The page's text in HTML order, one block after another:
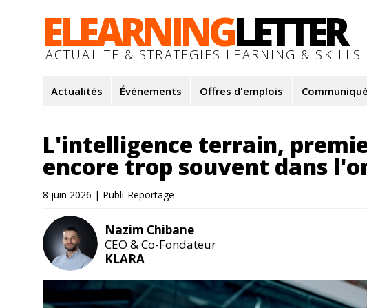
ELEARNINGLETTER
ACTUALITE & STRATEGIES LEARNING & SKILLS
Actualités Événements Offres d'emplois
L'intelligence terrain,
encore trop souvent dans
8 juin 2026 | Publi-Reportage
Nazim Chibane
CEO & Co-Fondateur
KLARA